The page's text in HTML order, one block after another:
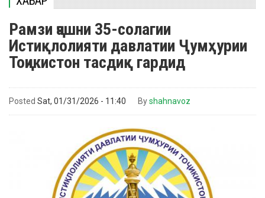
Рамзи ҷашни 35-солагии
Истиқлолияти давлатии Ҷумҳурии
Тоҷикистон тасдиқ гардид
Posted Sat, 01/31/2026 - 11:40 Byshahnavoz